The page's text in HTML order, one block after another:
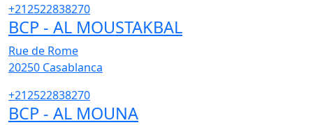
+212522838270
BCP - AL MOUSTAKBAL
Rue de Rome
20250 Casablanca
+212522838270
BCP - AL MOUNA